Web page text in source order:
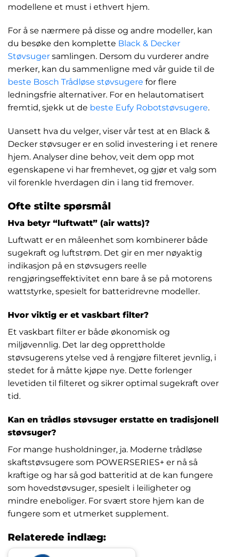
modellene et must i ethvert hjem.
For å se nærmere på disse og andre modeller, kan
du besøke den komplette Black & Decker
Støvsuger samlingen. Dersom du vurderer andre
merker, kan du sammenligne med vår guide til de
beste Bosch Trådløse støvsugere for flere
ledningsfrie alternativer. For en helautomatisert
fremtid, sjekk ut de beste Eufy Robotstøvsugere.
Uansett hva du velger, viser vår test at en Black &
Decker støvsuger er en solid investering i et renere
hjem. Analyser dine behov, veit dem opp mot
egenskapene vi har fremhevet, og gjør et valg som
vil forenkle hverdagen din i lang tid fremover.
Ofte stilte spørsmål
Hva betyr “luftwatt” (air watts)?
Luftwatt er en måleenhet som kombinerer både
sugekraft og luftstrøm. Det gir en mer nøyaktig
indikasjon på en støvsugers reelle
rengjøringseffektivitet enn bare å se på motorens
wattstyrke, spesielt for batteridrevne modeller.
Hvor viktig er et vaskbart filter?
Et vaskbart filter er både økonomisk og
miljøvennlig. Det lar deg opprettholde
støvsugerens ytelse ved å rengjøre filteret jevnlig, i
stedet for å måtte kjøpe nye. Dette forlenger
levetiden til filteret og sikrer optimal sugekraft over
tid.
Kan en trådløs støvsuger erstatte en tradisjonell
støvsuger?
For mange husholdninger, ja. Moderne trådløse
skaftstøvsugere som POWERSERIES+ er nå så
kraftige og har så god batteritid at de kan fungere
som hovedstøvsuger, spesielt i leiligheter og
mindre eneboliger. For svært store hjem kan de
fungere som et utmerket supplement.
Relaterede indlæg: